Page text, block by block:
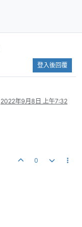
登入後回覆
2022年9月8日 上午7:32
0